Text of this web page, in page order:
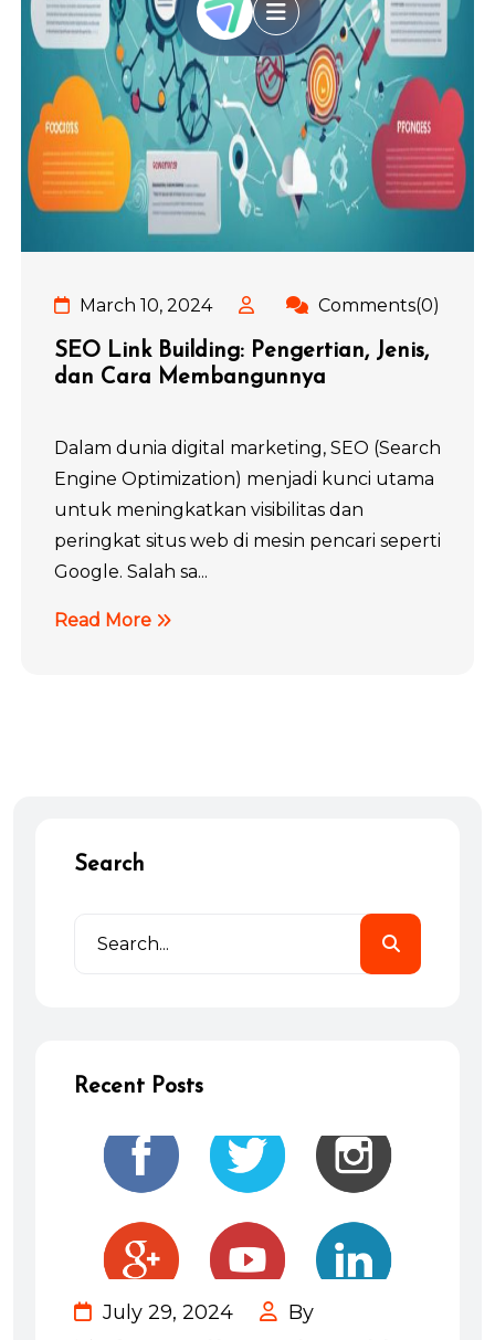
March 10, 2024 Comments(0)
SEO Link Building: Pengertian, Jenis,
dan Cara Membangunnya
Dalam dunia digital marketing, SEO (Search
Engine Optimization) menjadi kunci utama
untuk meningkatkan visibilitas dan
peringkat situs web di mesin pencari seperti
Google. Salah sa...
Read More
Search
Recent Posts
July 29, 2024 By